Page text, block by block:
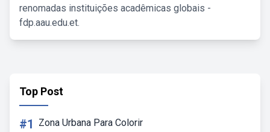
renomadas instituições acadêmicas globais -
fdp.aau.edu.et.
Top Post
#1 Zona Urbana Para Colorir